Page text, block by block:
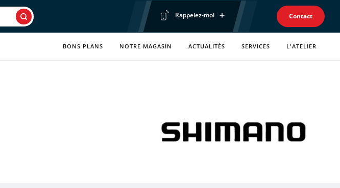
Rechercher
Rappelez-moi
Prénom
Contact
BONS PLANS NOTRE MAGASIN ACTUALITÉS SERVICES L'ATELIER